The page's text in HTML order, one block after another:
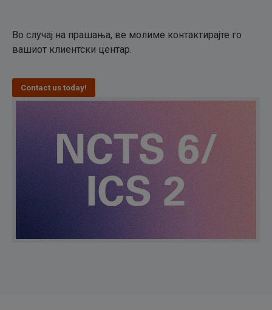
Во случај на прашања, ве молиме контактирајте го
вашиот клиентски центар.
Contact us today!